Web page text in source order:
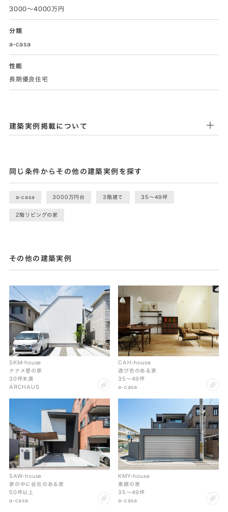
3000～4000万円
分類
a-casa
性能
長期優良住宅
建築実例掲載について
同じ条件からその他の建築実例を探す
a-casa 3000万円台 3階建て 35〜49坪
2階リビングの家
その他の建築実例
SKM-house
ナナメ壁の家
30坪未満
ARCHAUS
CAH-house
遊び色のある家
35〜49坪
a-casa
SAW-house
家の中に会社のある家
50坪以上
a-casa
KMY-house
素顔の家
35〜49坪
a-casa